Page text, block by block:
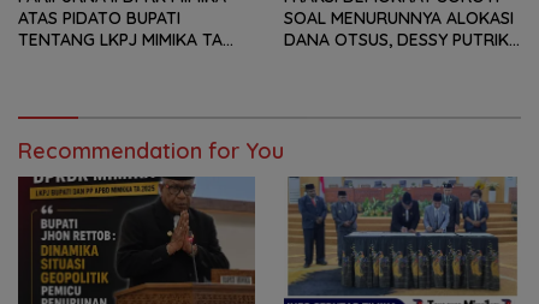
ATAS PIDATO BUPATI
TENTANG LKPJ MIMIKA TA
SOAL MENURUNNYA ALOKASI
DANA OTSUS, DESSY PUTRIKA
BAGI OAP
Recommendation for You